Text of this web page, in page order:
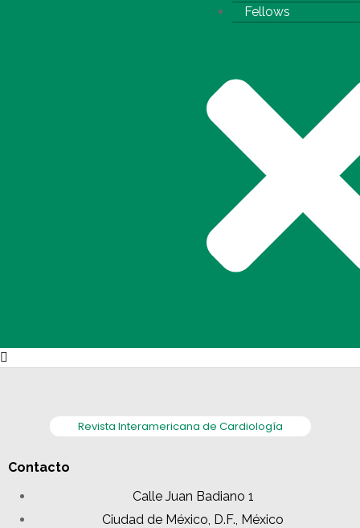
Fellows
Revista Interamericana de Cardiología
Contacto
Calle Juan Badiano 1
Ciudad de México, D.F., México